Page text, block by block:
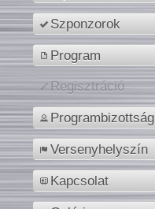
Szponzorok
Program
Regisztráció
Programbizottság
Versenyhelyszín
Kapcsolat